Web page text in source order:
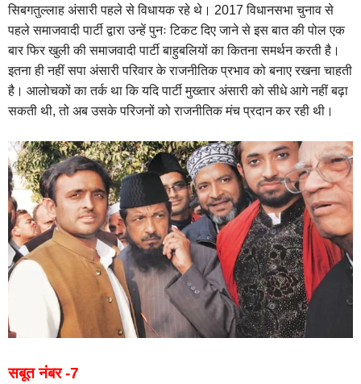
सिबगतुल्लाह अंसारी पहले से विधायक रहे थे। 2017 विधानसभा चुनाव से
पहले समाजवादी पार्टी द्वारा उन्हें पुनः टिकट दिए जाने से इस बात की पोल एक
बार फिर खुली की समाजवादी पार्टी बाहुबलियों का कितना समर्थन करती है।
इतना ही नहीं सपा अंसारी परिवार के राजनीतिक प्रभाव को बनाए रखना चाहती
है। आलोचकों का तर्क था कि यदि पार्टी मुख्तार अंसारी को सीधे आगे नहीं बढ़ा
सकती थी, तो अब उसके परिजनों को राजनीतिक मंच प्रदान कर रही थी।
सबूत नंबर -7